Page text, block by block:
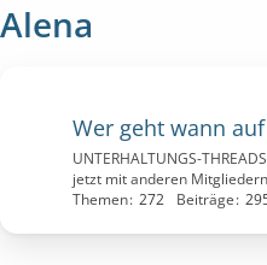
Alena
Wer geht wann
UNTERHALTUNGS-
jetzt mit anderen
Themen 272 Beiträge